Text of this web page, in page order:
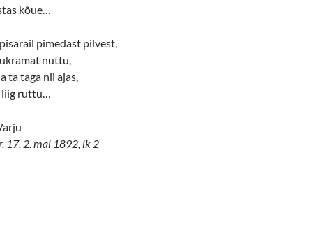
kõue…
pimedast pilvest,
nuttu,
ta taga nii ajas,
liig ruttu…
17, 2. mai 1892, lk 2